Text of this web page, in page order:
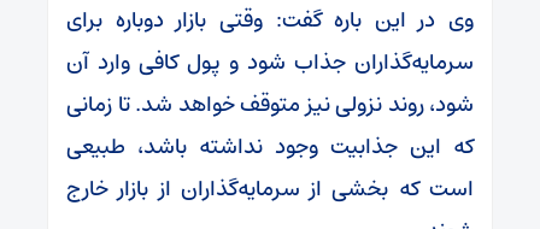
وی در این باره گفت: وقتی بازار دوباره برای
سرمایه‌گذاران جذاب شود و پول کافی وارد آن
شود، روند نزولی نیز متوقف خواهد شد. تا زمانی
که این جذابیت وجود نداشته باشد، طبیعی
است که بخشی از سرمایه‌گذاران از بازار خارج